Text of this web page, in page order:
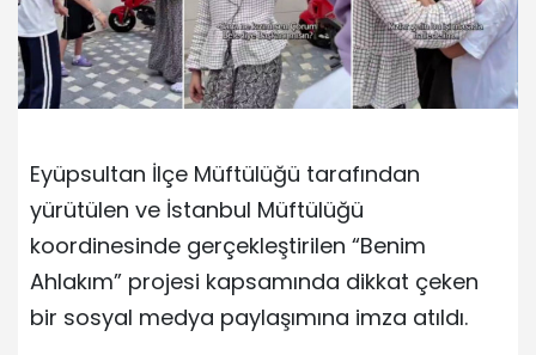
Eyüpsultan İlçe Müftülüğü tarafından
yürütülen ve İstanbul Müftülüğü
koordinesinde gerçekleştirilen “Benim
Ahlakım” projesi kapsamında dikkat çeken
bir sosyal medya paylaşımına imza atıldı.